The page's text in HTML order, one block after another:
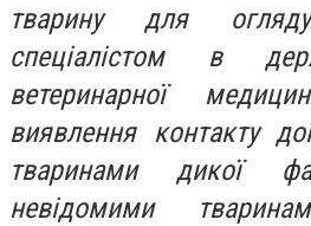
тварину для
спеціалістом в
ветеринарної
виявлення контакту
тваринами дикої
невідомими